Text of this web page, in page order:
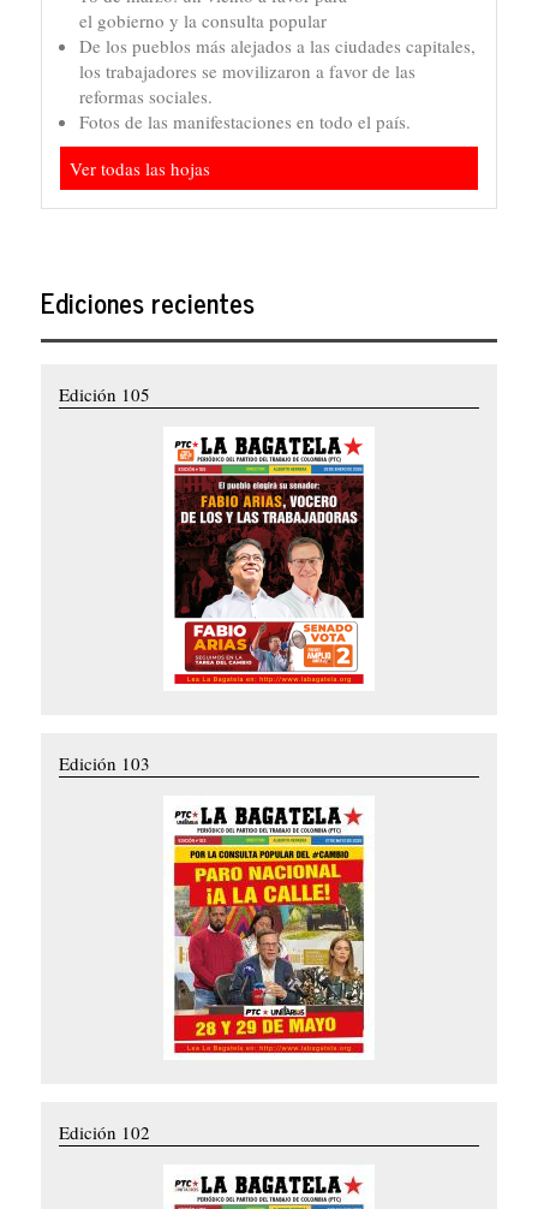
el gobierno y la consulta popular
De los pueblos más alejados a las ciudades capitales,
los trabajadores se movilizaron a favor de las
reformas sociales.
Fotos de las manifestaciones en todo el país.
Ver todas las hojas
Ediciones recientes
Edición 105
Edición 103
Edición 102